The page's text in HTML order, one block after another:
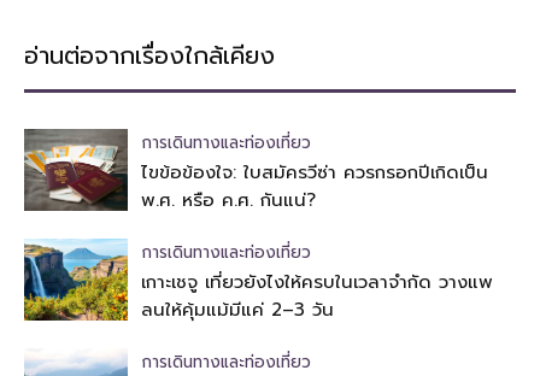
อ่านต่อจากเรื่องใกล้เคียง
การเดินทางและท่องเที่ยว
ไขข้อข้องใจ: ใบสมัครวีซ่า ควรกรอกปีเกิดเป็น
พ.ศ. หรือ ค.ศ. กันแน่?
การเดินทางและท่องเที่ยว
เกาะเชจู เที่ยวยังไงให้ครบในเวลาจำกัด วางแพ
ลนให้คุ้มแม้มีแค่ 2–3 วัน
การเดินทางและท่องเที่ยว